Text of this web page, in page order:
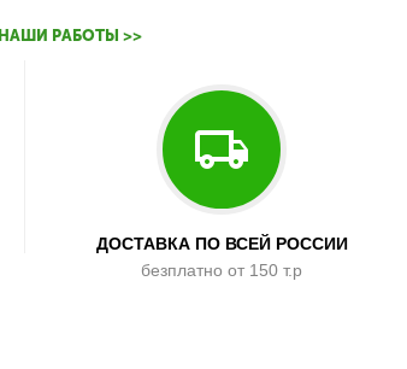
РАБОТЫ >>
ДОСТАВКА ПО ВСЕЙ РОССИИ
безплатно от 150 т.р